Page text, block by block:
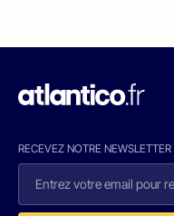
RECEVEZ NOTRE NEWSLETTER